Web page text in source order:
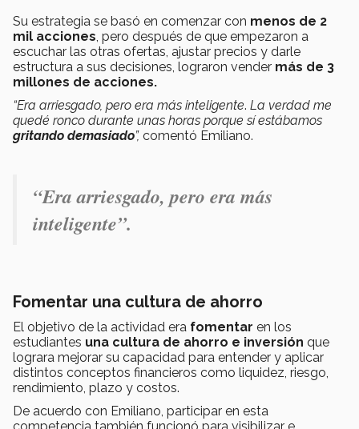
Su estrategia se basó en comenzar con menos de 2
mil acciones, pero después de que empezaron a
escuchar las otras ofertas, ajustar precios y darle
estructura a sus decisiones, lograron vender más de 3
millones de acciones.
“Era arriesgado, pero era más inteligente. La verdad me
quedé ronco durante unas horas porque sí estábamos
gritando demasiado”, comentó Emiliano.
“Era arriesgado, pero era más
inteligente”.
Fomentar una cultura de ahorro
El objetivo de la actividad era fomentar en los
estudiantes una cultura de ahorro e inversión que
lograra mejorar su capacidad para entender y aplicar
distintos conceptos financieros como liquidez, riesgo,
rendimiento, plazo y costos.
De acuerdo con Emiliano, participar en esta